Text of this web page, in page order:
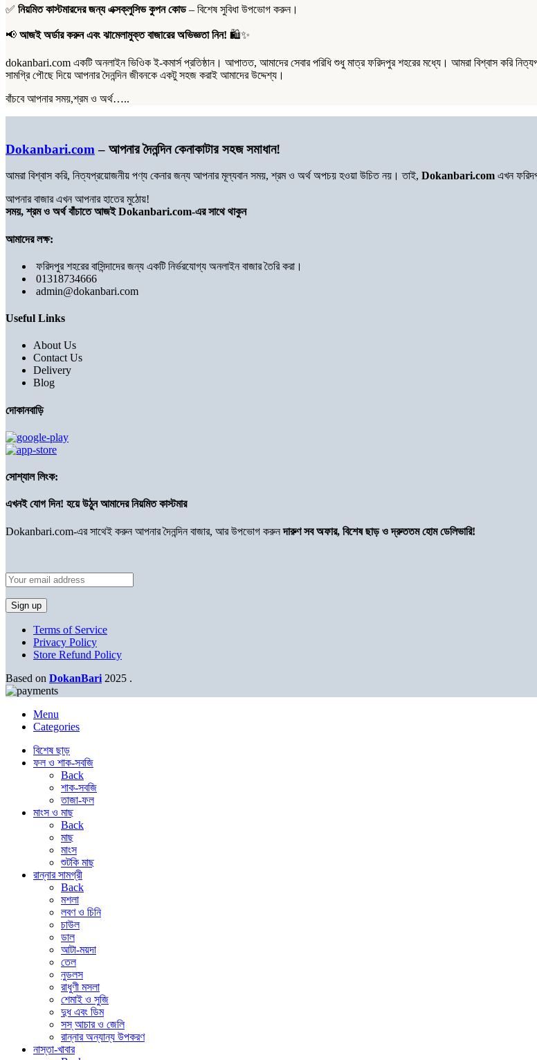
✅ নিয়মিত কাস্টমারদের জন্য এক্সক্লুসিভ কুপন কোড– বিশেষ সুবিধা উপভোগ করুন।
📢 আজই অর্ডার করুন এবং ঝামেলামুক্ত বাজারের অভিজ্ঞতা নিন! 🛍️✨
dokanbari.com একটি অনলাইন ভিওিক ই-কমার্স প্রতিষ্ঠান। আপাতত, আমাদের সেবার পরিধি শুধু মাত্র ফরিদপুর শহরের মধ্যে। আমরা বিশ্বাস করি
সামগ্রি পৌছে দিয়ে আপনার দৈনন্দিন জীবনকে একটু সহজ করাই আমাদের উদ্দেশ্য।
বাঁচবে আপনার সময়,শ্রম ও অর্থ…..
Dokanbari.com – আপনার দৈনন্দিন কেনাকাটার সহজ সমাধান!
আমরা বিশ্বাস করি, নিত্যপ্রয়োজনীয় পণ্য কেনার জন্য আপনার মূল্যবান সময়, শ্রম ও অর্থ অপচয় হওয়া উচিত নয়। তাই, Dokanbari.com এখন
আপনার বাজার এখন আপনার হাতের মুঠোয়!
সময়, শ্রম ও অর্থ বাঁচাতে আজই Dokanbari.com-এর সাথে থাকুন
আমাদের লক্ষ:
ফরিদপুর শহরের বাসিন্দাদের জন্য একটি নির্ভরযোগ্য অনলাইন বাজার তৈরি করা।
01318734666
admin@dokanbari.com
Useful Links
About Us
Contact Us
Delivery
Blog
দোকানবাড়ি
সোশ্যাল লিংক:
এখনই যোগ দিন! হয়ে উঠুন আমাদের নিয়মিত কাস্টমার
Dokanbari.com-এর সাথেই করুন আপনার দৈনন্দিন বাজার, আর উপভোগ করুনদারুণ সব অফার, বিশেষ ছাড় ও দ্রুততম হোম ডেলিভারি!
Terms of Service
Privacy Policy
Store Refund Policy
Based on DokanBari 2025 .
Menu
Categories
বিশেষ ছাড়
ফল ও শাক-সবজি
Back
শাক-সবজি
তাজা-ফল
মাংস ও মাছ
Back
মাছ
মাংস
শুটকি মাছ
রান্নার সামগ্রী
Back
মশলা
লবণ ও চিনি
চাউল
ডাল
আটা-ময়দা
তেল
নুডলস
রাধুণী মসলা
শেমাই ও সুজি
দুধ এবং ডিম
সস্ আচার ও জেলি
রান্নার অন্যান্য উপকরণ
নাস্তা-খাবার